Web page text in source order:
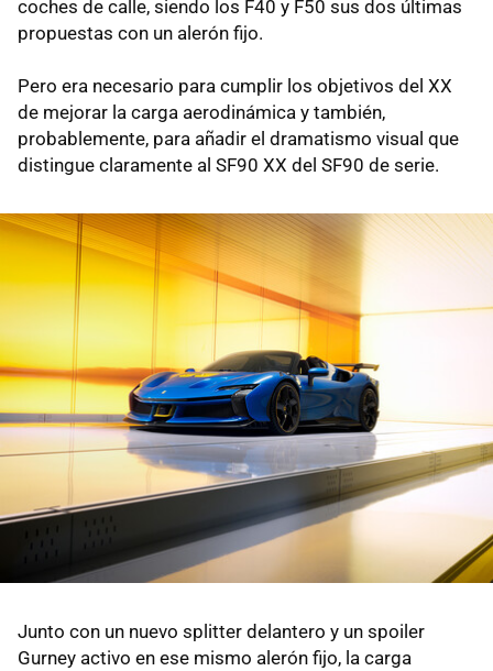
coches de calle, siendo los F40 y F50 sus dos últimas
propuestas con un alerón fijo.
Pero era necesario para cumplir los objetivos del XX
de mejorar la carga aerodinámica y también,
probablemente, para añadir el dramatismo visual que
distingue claramente al SF90 XX del SF90 de serie.
Junto con un nuevo splitter delantero y un spoiler
Gurney activo en ese mismo alerón fijo, la carga